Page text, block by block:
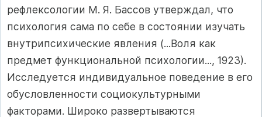
рефлексологии М. Я. Бассов утверждал, что
психология сама по себе в состоянии изучать
внутрипсихические явления (...Воля как
предмет функциональной психологии..., 1923).
Исследуется индивидуальное поведение в его
обусловленности социокультурными
факторами. Широко развертываются